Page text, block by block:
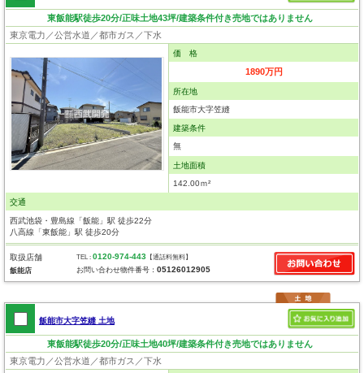
東飯能駅徒歩20分/正味土地43坪/建築条件付き売地ではありません
東京電力／公営水道／都市ガス／下水
価 格
1890万円
所在地
飯能市大字笠縫
建築条件
無
土地面積
142.00ｍ²
交通
西武池袋・豊島線「飯能」駅 徒歩22分
八高線「東飯能」駅 徒歩20分
取扱店舗
飯能店
TEL :0120-974-443 【通話料無料】
お問い合わせ物件番号：05126012905
飯能市大字笠縫 土地
東飯能駅徒歩20分/正味土地40坪/建築条件付き売地ではありません
東京電力／公営水道／都市ガス／下水